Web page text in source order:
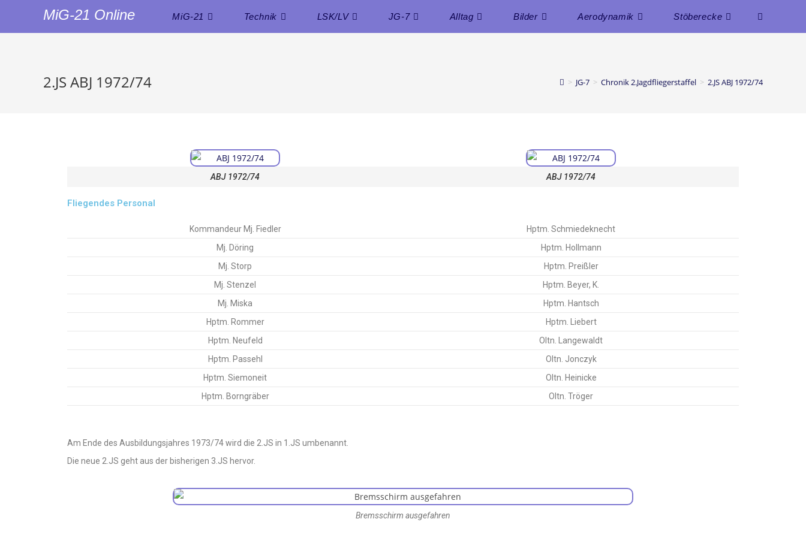
MiG-21 Online MiG-21 Technik LSK/LV JG-7 Alltag Bilder Aerodynamik Stöberecke
2.JS ABJ 1972/74 > JG-7 > Chronik 2.Jagdfliegerstaffel > 2.JS ABJ 1972/74
ABJ 1972/74 ABJ 1972/74
Fliegendes Personal
Kommandeur Mj. Fiedler
Hptm. Schmiedeknecht
Mj. Döring
Hptm. Hollmann
Mj. Storp
Hptm. Preißler
Mj. Stenzel
Hptm. Beyer, K.
Mj. Miska
Hptm. Hantsch
Hptm. Rommer
Hptm. Liebert
Hptm. Neufeld
Oltn. Langewaldt
Hptm. Passehl
Oltn. Jonczyk
Hptm. Siemoneit
Oltn. Heinicke
Hptm. Borngräber
Oltn. Tröger
Am Ende des Ausbildungsjahres 1973/74 wird die 2.JS in 1.JS umbenannt.
Die neue 2.JS geht aus der bisherigen 3.JS hervor.
Bremsschirm ausgefahren